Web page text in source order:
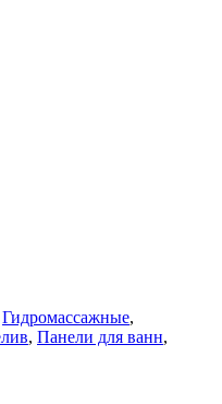
Гидромассажные,
, Панели для ванн,